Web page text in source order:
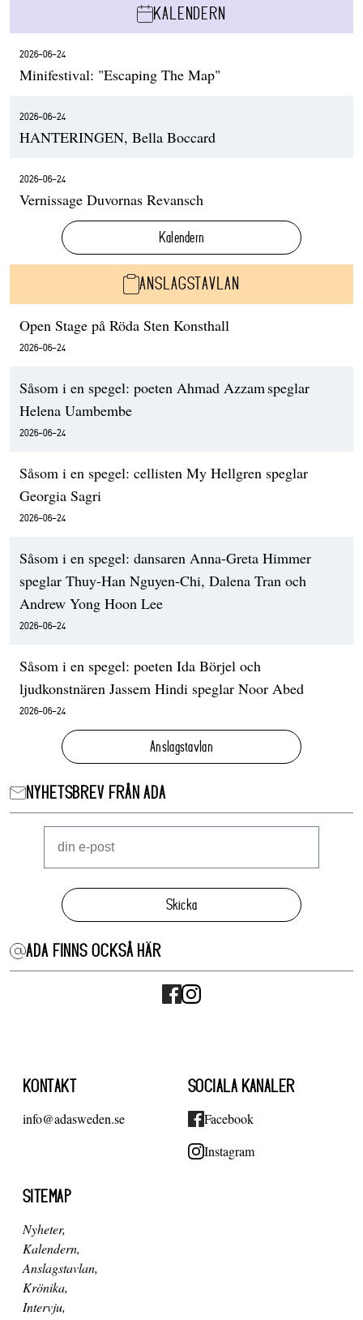
KALENDERN
2026-06-24
Minifestival: "Escaping The Map"
2026-06-24
HANTERINGEN, Bella Boccard
2026-06-24
Vernissage Duvornas Revansch
Kalendern
ANSLAGSTAVLAN
Open Stage på Röda Sten Konsthall
2026-06-24
Såsom i en spegel: poeten Ahmad Azzam speglar
Helena Uambembe
2026-06-24
Såsom i en spegel: cellisten My Hellgren speglar
Georgia Sagri
2026-06-24
Såsom i en spegel: dansaren Anna-Greta Himmer
speglar Thuy-Han Nguyen-Chi, Dalena Tran och
Andrew Yong Hoon Lee
2026-06-24
Såsom i en spegel: poeten Ida Börjel och
ljudkonstnären Jassem Hindi speglar Noor Abed
2026-06-24
Anslagstavlan
NYHETSBREV FRÅN ADA
Skicka
ADA FINNS OCKSÅ HÄR
KONTAKT
info@adasweden.se
SOCIALA KANALER
Facebook
Instagram
SITEMAP
Nyheter
Kalendern
Anslagstavlan
Krönika
Intervju